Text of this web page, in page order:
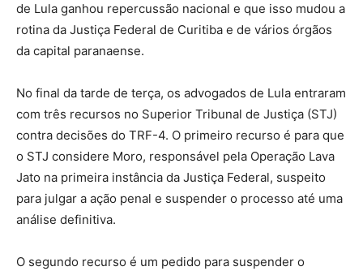
de Lula ganhou repercussão nacional e que isso mudou a
rotina da Justiça Federal de Curitiba e de vários órgãos
da capital paranaense.
No final da tarde de terça, os advogados de Lula entraram
com três recursos no Superior Tribunal de Justiça (STJ)
contra decisões do TRF-4. O primeiro recurso é para que
o STJ considere Moro, responsável pela Operação Lava
Jato na primeira instância da Justiça Federal, suspeito
para julgar a ação penal e suspender o processo até uma
análise definitiva.
O segundo recurso é um pedido para suspender o